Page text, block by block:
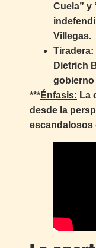
Cuela” y
Villegas.
Tiradera:
Dietrich
gobierno
***Énfasis: La
desde la
escandalosos